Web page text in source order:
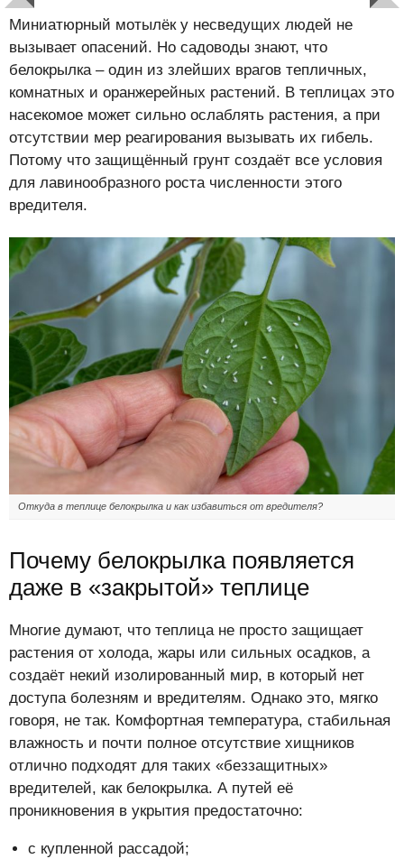
Миниатюрный мотылёк у несведущих людей не
вызывает опасений. Но садоводы знают, что
белокрылка – один из злейших врагов тепличных,
комнатных и оранжерейных растений. В теплицах это
насекомое может сильно ослаблять растения, а при
отсутствии мер реагирования вызывать их гибель.
Потому что защищённый грунт создаёт все условия
для лавинообразного роста численности этого
вредителя.
Откуда в теплице белокрылка и как избавиться от вредителя?
Почему белокрылка появляется
даже в «закрытой» теплице
Многие думают, что теплица не просто защищает
растения от холода, жары или сильных осадков, а
создаёт некий изолированный мир, в который нет
доступа болезням и вредителям. Однако это, мягко
говоря, не так. Комфортная температура, стабильная
влажность и почти полное отсутствие хищников
отлично подходят для таких «беззащитных»
вредителей, как белокрылка. А путей её
проникновения в укрытия предостаточно:
с купленной рассадой;